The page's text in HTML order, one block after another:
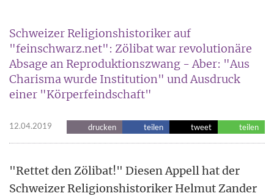
Schweizer Religionshistoriker auf
"feinschwarz.net": Zölibat war revolutionäre
Absage an Reproduktionszwang - Aber: "Aus
Charisma wurde Institution" und Ausdruck
einer "Körperfeindschaft"
12.04.2019 drucken teilen tweet teilen
"Rettet den Zölibat!" Diesen Appell hat der
Schweizer Religionshistoriker Helmut Zander